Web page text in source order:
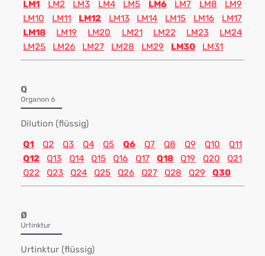
LM1 LM2 LM3 LM4 LM5 LM6 LM7 LM8
LM9
LM10
LM11 LM12 LM13 LM14 LM15 LM16
LM17
LM18
LM19 LM20 LM21 LM22 LM23
LM24
LM25
LM26 LM27 LM28 LM29 LM30 LM31
Q
Organon 6
Dilution (flüssig)
Q1
Q2 Q3 Q4 Q5 Q6 Q7 Q8 Q9 Q10
Q11
Q12
Q13 Q14 Q15 Q16 Q17 Q18 Q19 Q20
Q21
Q22
Q23 Q24 Q25 Q26 Q27 Q28 Q29 Q30
Ø
Urtinktur
Urtinktur (flüssig)